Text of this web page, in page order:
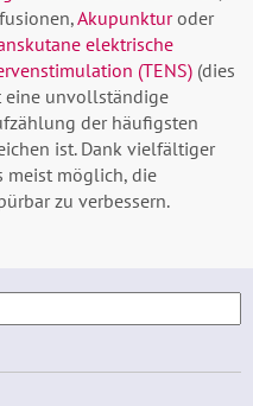
Akupunkturoder
elektrische
(TENS) (dies
eine unvollständige
der häufigsten
ist. Dank vielfältiger
meist möglich, die
zu verbessern.